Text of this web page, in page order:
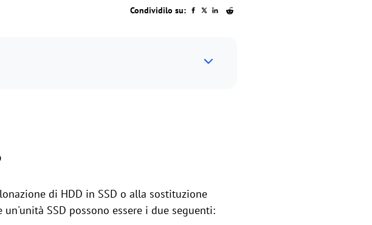
Condividilo su:
di HDD in SSD o alla sostituzione
SSD possono essere i due seguenti: